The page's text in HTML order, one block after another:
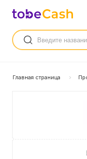
Главная страница